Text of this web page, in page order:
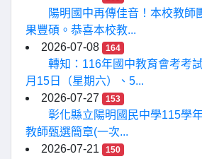
陽明國中再傳佳音！本校教師
果豐碩。恭喜本校教...
2026-07-08
164
轉知：116年國中教育會考考
月15日（星期六）、5...
2026-07-27
153
彰化縣立陽明國民中學115學
教師甄選簡章(一次...
2026-07-21
150